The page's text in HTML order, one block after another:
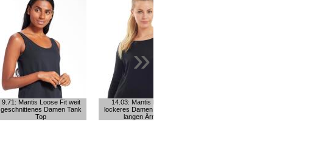
9.71: Mantis Loose Fit weit
geschnittenes Damen Tank
Top
14.03: Mantis leichtes,
lockeres Damen T Shirt mit
langen Ärmeln
»